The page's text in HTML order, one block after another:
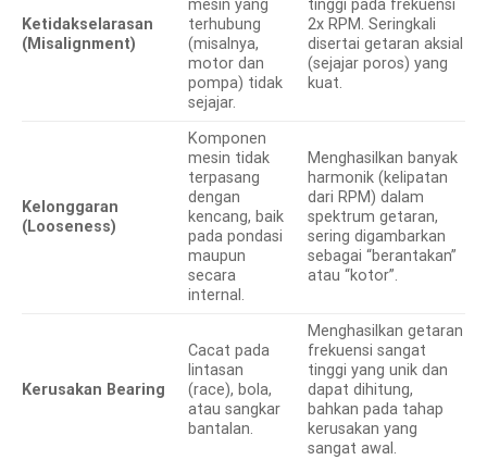
Ketidakselarasan
(Misalignment)
mesin yang
terhubung
(misalnya,
motor dan
pompa) tidak
sejajar.
tinggi pada frekuensi
2x RPM. Seringkali
disertai getaran aksial
(sejajar poros) yang
kuat.
Kelonggaran
(Looseness)
Komponen
mesin tidak
terpasang
dengan
kencang, baik
pada pondasi
maupun
secara
internal.
Menghasilkan banyak
harmonik (kelipatan
dari RPM) dalam
spektrum getaran,
sering digambarkan
sebagai “berantakan”
atau “kotor”.
Kerusakan Bearing
Cacat pada
lintasan
(race), bola,
atau sangkar
bantalan.
Menghasilkan getaran
frekuensi sangat
tinggi yang unik dan
dapat dihitung,
bahkan pada tahap
kerusakan yang
sangat awal.